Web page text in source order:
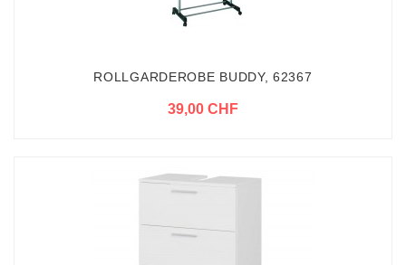
ROLLGARDEROBE BUDDY, 62367
39,00 CHF